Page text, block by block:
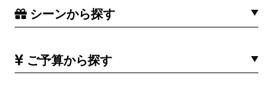
シーンから探す
ご予算から探す